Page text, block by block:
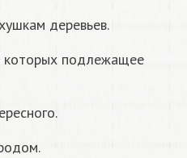
деревьев.
которых подлежащее